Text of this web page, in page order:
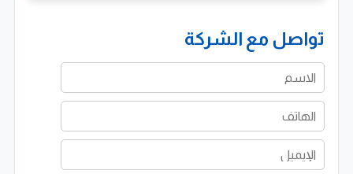
تواصل مع الشركة